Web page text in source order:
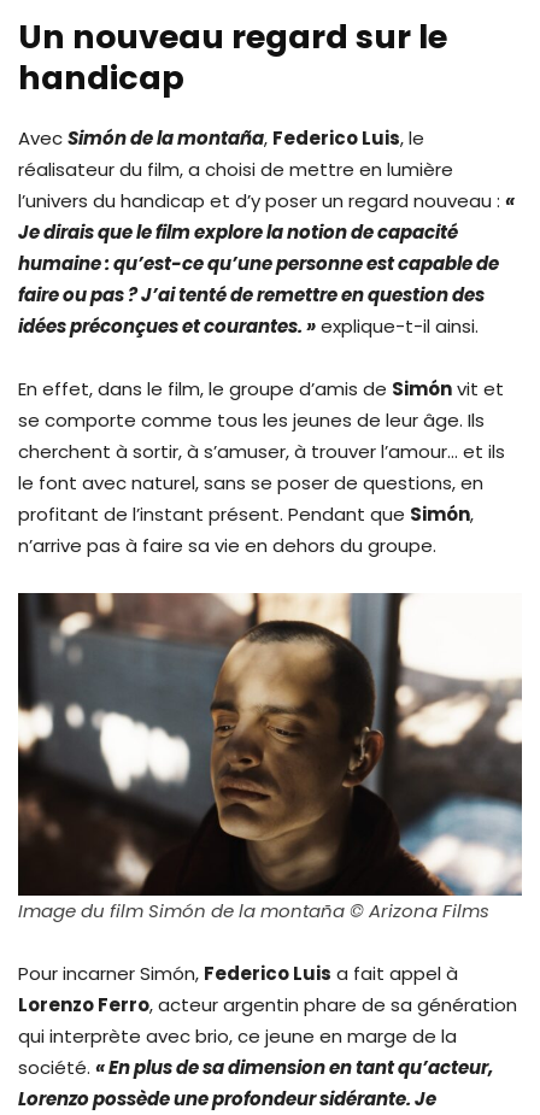
Un nouveau regard sur le
handicap
AvecSimón de la montaña, Federico Luis, le
réalisateur du film, a choisi de mettre en lumière
l’univers du handicap et d’y poser un regard nouveau : «
Je dirais que le film explore la notion de capacité
humaine : qu’est-ce qu’une personne est capable de
faire ou pas ? J’ai tenté de remettre en question des
idées préconçues et courantes. »explique-t-il ainsi.
En effet, dans le film, le groupe d’amis de Simónvit et
se comporte comme tous les jeunes de leur âge. Ils
cherchent à sortir, à s’amuser, à trouver l’amour… et ils
le font avec naturel, sans se poser de questions, en
profitant de l’instant présent. Pendant que Simón,
n’arrive pas à faire sa vie en dehors du groupe.
Image du film Simón de la montaña © Arizona Films
Pour incarner Simón, Federico Luis a fait appel à
Lorenzo Ferro, acteur argentin phare de sa génération
qui interprète avec brio, ce jeune en marge de la
société. « En plus de sa dimension en tant qu’acteur,
Lorenzo possède une profondeur sidérante. Je